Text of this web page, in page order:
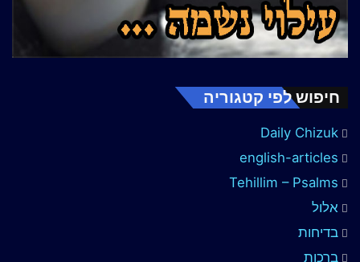
חיפוש לפי קטגוריה
Daily Chizuk
english-articles
Tehillim – Psalms
אלול
בדיחות
ברכות